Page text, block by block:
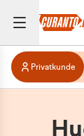
Privatkunde